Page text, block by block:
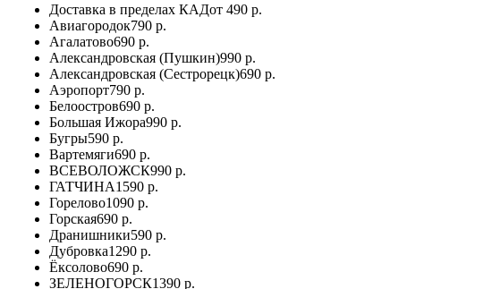
Доставка в пределах КАДот 490 р.
Авиагородок790 р.
Агалатово690 р.
Александровская (Пушкин)990 р.
Александровская (Сестрорецк)690 р.
Аэропорт790 р.
Белоостров690 р.
Большая Ижора990 р.
Бугры590 р.
Вартемяги690 р.
ВСЕВОЛОЖСК990 р.
ГАТЧИНА1590 р.
Горелово1090 р.
Горская690 р.
Дранишники590 р.
Дубровка1290 р.
Ёксолово690 р.
ЗЕЛЕНОГОРСК1390 р.